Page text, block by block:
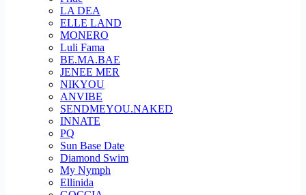
LA DEA
ELLE LAND
MONERO
Luli Fama
BE.MA.BAE
JENEE MER
NIKYOU
ANVIBE
SENDMEYOU.NAKED
INNATE
PQ
Sun Base Date
Diamond Swim
My Nymph
Ellinida